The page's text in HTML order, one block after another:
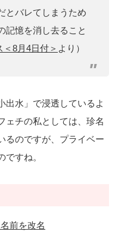
とバレてしまうため
記憶を消し去ること
8月4日付＞ より）
出水」で浸透しているよ
ェチの私としては、珍名
るのですが、プライベー
ですね。
前を改名